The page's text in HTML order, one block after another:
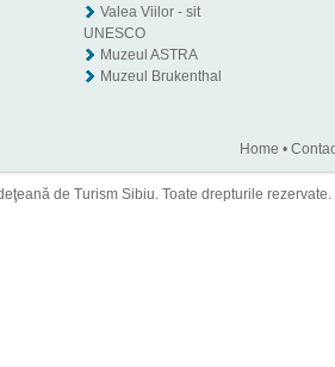
Valea Viilor - sit
UNESCO
Muzeul ASTRA
Muzeul Brukenthal
Home •
de Turism Sibiu. Toate drepturile rezervate.